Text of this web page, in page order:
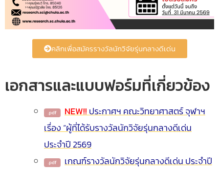
คลิกเพื่อสมัครรางวัลนักวิจัยรุ่นกลางดีเด่น
เอกสารและแบบฟอร์มที่เกี่ยวข้อง
NEW!! ประกาศฯ คณะวิทยาศาสตร์ จุฬาฯ
เรื่อง “ผู้ที่ได้รับรางวัลนักวิจัยรุ่นกลางดีเด่น
ประจำปี 2569
เกณฑ์รางวัลนักวิจัยรุ่นกลางดีเด่น ประจำปี